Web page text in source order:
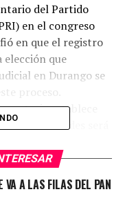
del Partido
en el congreso
en que el registro
que
en Durango se
proceso.
establece
de solicitudes será
mes, se han
registros de
en participar,
VA A LAS FILAS DEL PAN